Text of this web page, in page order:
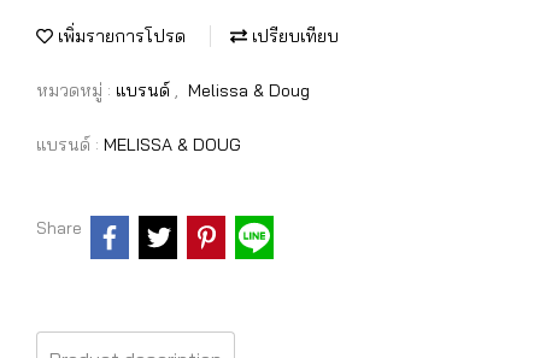
เพิ่มรายการโปรด เปรียบเทียบ
หมวดหมู่ : แบรนด์ , Melissa & Doug
แบรนด์ : MELISSA & DOUG
Share